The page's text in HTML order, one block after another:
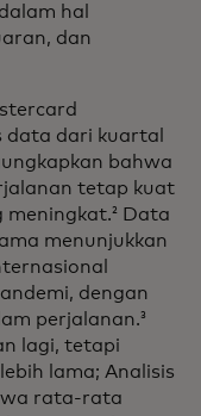
hal
dan
data dari kuartal
bahwa
tetap kuat
meningkat. 2Data
menunjukkan
dengan
perjalanan. 3
lagi, tetapi
lama; Analisis
rata-rata